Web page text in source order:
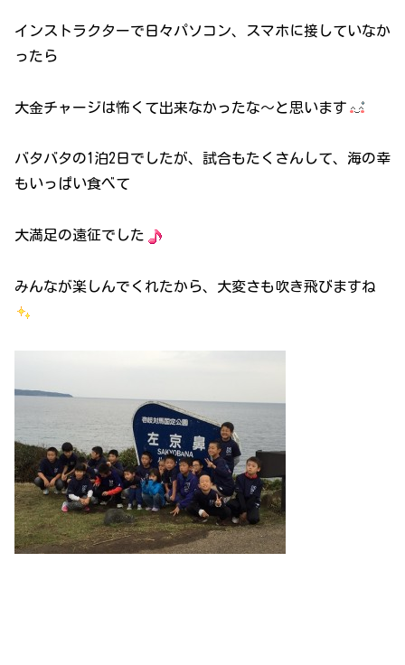
インストラクターで日々パソコン、スマホに接していなか
ったら
大金チャージは怖くて出来なかったな～と思います
バタバタの1泊2日でしたが、試合もたくさんして、海の幸
もいっぱい食べて
大満足の遠征でした
みんなが楽しんでくれたから、大変さも吹き飛びますね